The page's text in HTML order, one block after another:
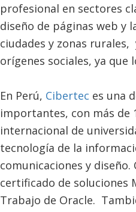
profesional en sectores
diseño de páginas web y
ciudades y zonas
orígenes sociales, ya
En Perú, Cibertec es una
importantes, con más de
internacional de
tecnología de la
comunicaciones y
certificado de soluciones
Trabajo de Oracle.